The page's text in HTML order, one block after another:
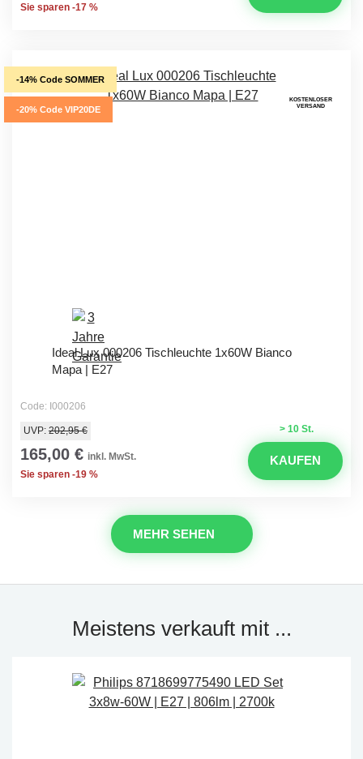
Sie sparen -17 %
-14% Code SOMMER
-20% Code VIP20DE
KOSTENLOSER
VERSAND
Ideal Lux 000206 Tischleuchte 1x60W Bianco
Mapa | E27
Code: I000206
> 10 St.
UVP: 202,95 €
165,00 € inkl. MwSt.
Sie sparen -19 %
KAUFEN
MEHR SEHEN
Meistens verkauft mit ...